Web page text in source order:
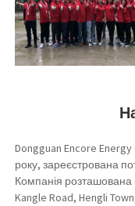
Dongguan Encore Energy
року, зареєстрована
Компанія
Kangle Road, Hengli